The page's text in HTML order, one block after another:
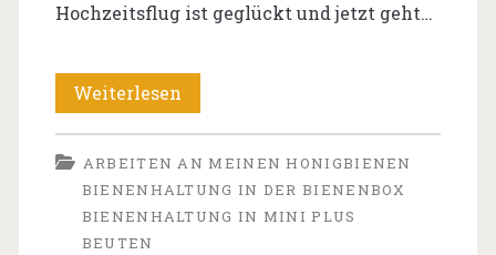
Hochzeitsflug ist geglückt und jetzt geht…
Weiterlesen
drei
Ableger
und
ARBEITEN AN MEINEN HONIGBIENEN
BIENENHALTUNG IN DER BIENENBOX
BIENENHALTUNG IN MINI PLUS
BEUTEN